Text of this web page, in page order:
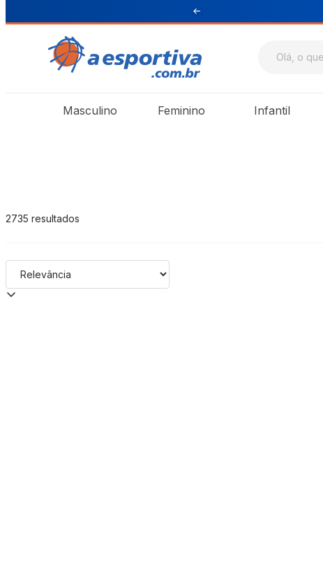
Masculino Feminino Infantil
2735 resultados